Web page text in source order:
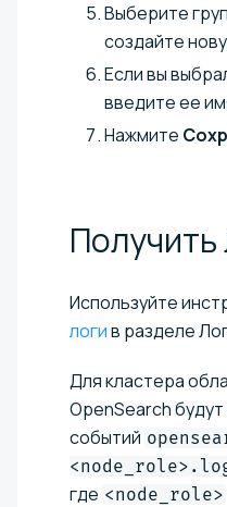
Выберите
создайте
Если вы
введите ее
Нажмите
Получить
Используйте
логив разделе
Для кластера
OpenSearch
событий
где <node_role>